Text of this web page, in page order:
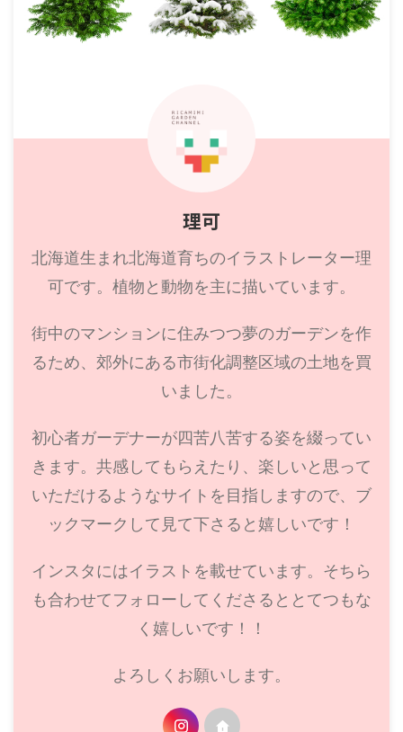
理可
北海道生まれ北海道育ちのイラストレーター理
可です。植物と動物を主に描いています。
街中のマンションに住みつつ夢のガーデンを作
るため、郊外にある市街化調整区域の土地を買
いました。
初心者ガーデナーが四苦八苦する姿を綴ってい
きます。共感してもらえたり、楽しいと思って
いただけるようなサイトを目指しますので、ブ
ックマークして見て下さると嬉しいです！
インスタにはイラストを載せています。そちら
も合わせてフォローしてくださるととてつもな
く嬉しいです！！
よろしくお願いします。